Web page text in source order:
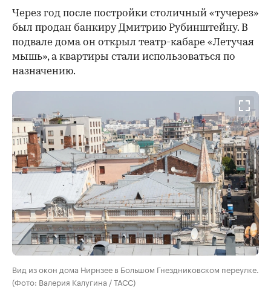
Через год после постройки столичный «тучерез»
был продан банкиру Дмитрию Рубинштейну. В
подвале дома он открыл театр-кабаре «Летучая
мышь», а квартиры стали использоваться по
назначению.
Вид из окон дома Нирнзее в Большом Гнездниковском переулке.
(Фото: Валерия Калугина / ТАСС)